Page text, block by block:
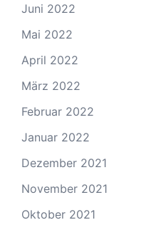
Juni 2022
Mai 2022
April 2022
März 2022
Februar 2022
Januar 2022
Dezember 2021
November 2021
Oktober 2021